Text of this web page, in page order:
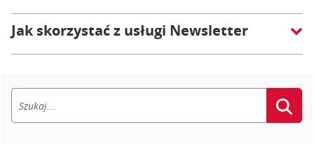
Jak skorzystać z usługi Newsletter